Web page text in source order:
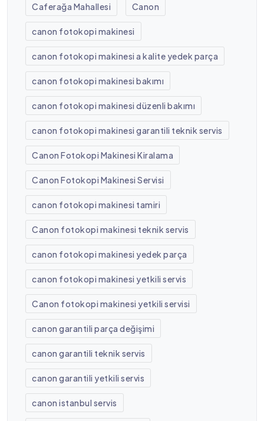
Caferağa Mahallesi Canon
canon fotokopi makinesi
canon fotokopi makinesi a kalite yedek parça
canon fotokopi makinesi bakımı
canon fotokopi makinesi düzenli bakımı
canon fotokopi makinesi garantili teknik servis
Canon Fotokopi Makinesi Kiralama
Canon Fotokopi Makinesi Servisi
canon fotokopi makinesi tamiri
Canon fotokopi makinesi teknik servis
canon fotokopi makinesi yedek parça
canon fotokopi makinesi yetkili servis
Canon fotokopi makinesi yetkili servisi
canon garantili parça değişimi
canon garantili teknik servis
canon garantili yetkili servis
canon istanbul servis